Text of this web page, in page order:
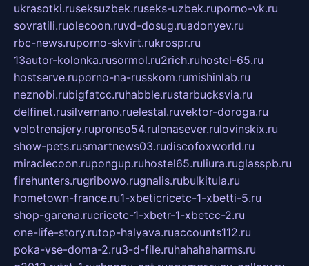
ukrasotki.ruseksuzbek.ruseks-uzbek.ruporno-vk.ru
sovratili.ruolecoon.ruvd-dosug.ruadonyev.ru
rbc-news.ruporno-skvirt.rukrospr.ru
13autor-kolonka.rusormol.ru2rich.ruhostel-65.ru
hostserve.ruporno-na-russkom.rumishinlab.ru
neznobi.rubigfatcc.ruhabble.rustarbucksvia.ru
delfinet.rusilvernano.ruelestal.ruvektor-doroga.ru
velotrenajery.rupronso54.rulenasever.rulovinskix.ru
show-pets.rusmartnews03.rudiscofoxworld.ru
miraclecoon.rupongup.ruhostel65.ruliura.ruglasspb.ru
firehunters.rugribowo.rugnalis.rubulkitula.ru
hometown-france.ru1-xbeticricetc-1-xbetti-5.ru
shop-garena.rucricetc-1-xbetr-1-xbetcc-2.ru
one-life-story.rutop-halyava.ruaccounts112.ru
poka-vse-doma-2.ru3-d-file.ruhahahaharms.ru